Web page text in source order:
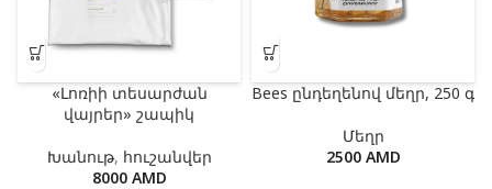
«Լոռիի տեսարժան
վայրեր» շապիկ
Խանութ, հուշանվեր
8000 AMD
Bees ընդեղենով մեղր, 250 գ
Մեղր
2500 AMD